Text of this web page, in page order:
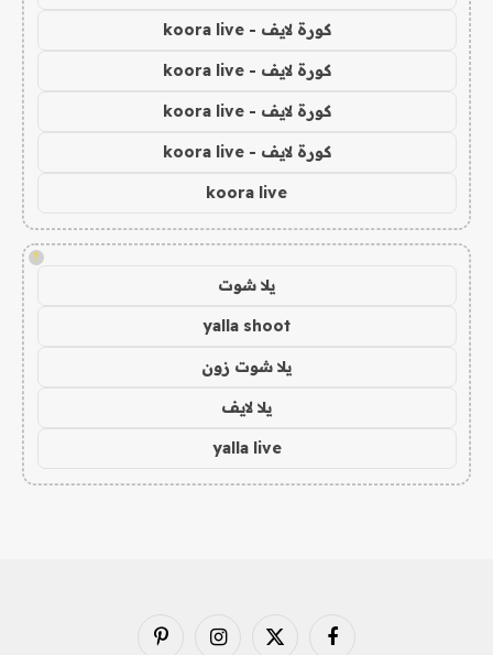
كورة لايف - koora live
كورة لايف - koora live
كورة لايف - koora live
كورة لايف - koora live
koora live
!
يلا شوت
yalla shoot
يلا شوت زون
يلا لايف
yalla live
فيسبوك X الانستغرامبينتيريست